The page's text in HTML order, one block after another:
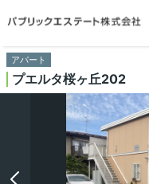
アパート
プエルタ桜ヶ丘202